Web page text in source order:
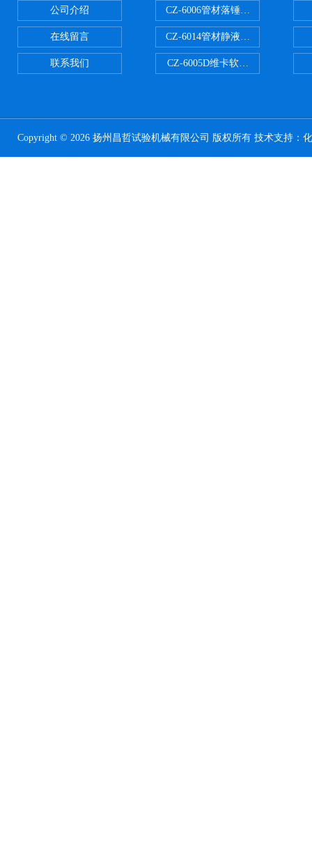
公司介绍
在线留言
联系我们
CZ-6006管材落锤冲击试验机
CZ-6014管材静液压爆破试验机
CZ-6005D维卡软化点温度测定仪
Copyright © 2026 扬州昌哲试验机械有限公司 版权所有 技术支持：